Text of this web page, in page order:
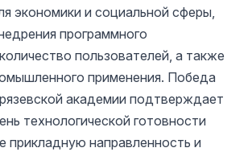
экономики и социальной сферы,
программного
пользователей, а также
применения. Победа
академии подтверждает
технологической готовности
прикладную направленность и